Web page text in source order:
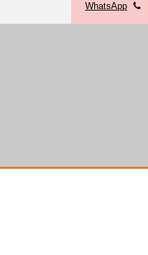
WhatsApp